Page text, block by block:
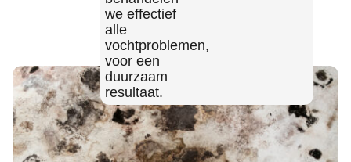
we effectief
alle
vochtproblemen,
voor een
duurzaam
resultaat.